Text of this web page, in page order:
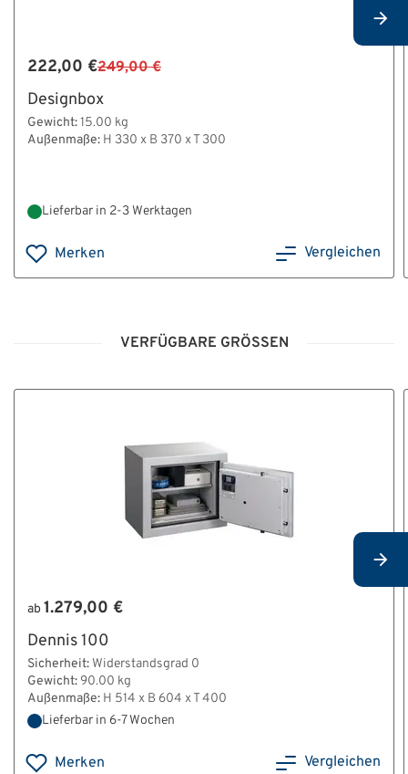
222,00 €249,00 €
Designbox
Gewicht:15.00 kg
Außenmaße: H 330 x B 370 x T 300
Lieferbar in 2-3 Werktagen
Merken Vergleichen
VERFÜGBARE GRÖSSEN
ab 1.279,00 €
Dennis 100
Sicherheit: Widerstandsgrad 0
Gewicht: 90.00 kg
Außenmaße: H 514 x B 604 x T 400
Lieferbar in 6-7 Wochen
Merken Vergleichen